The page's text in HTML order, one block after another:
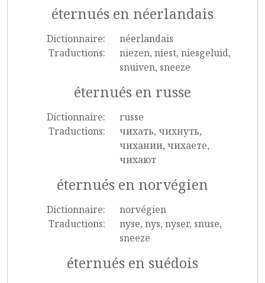
éternués en néerlandais
Dictionnaire:
néerlandais
Traductions:
niezen, niest, niesgeluid,
snuiven, sneeze
éternués en russe
Dictionnaire:
russe
Traductions:
чихать, чихнуть,
чихании, чихаете,
чихают
éternués en norvégien
Dictionnaire:
norvégien
Traductions:
nyse, nys, nyser, snuse,
sneeze
éternués en suédois